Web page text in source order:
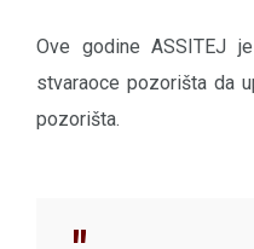
Ove godine ASSITEJ
stvaraoce pozorišta da
pozorišta.